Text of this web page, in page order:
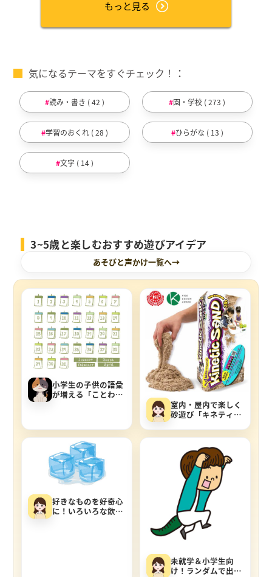
もっと見る
気になるテーマをすぐチェック！
読み・書き ( 42 ) 園・学校 ( 273 )
学習のおくれ ( 28 ) ひらがな ( 13 )
文字 ( 14 )
3~5歳と楽しむおすすめ遊びアイデア
あそびと声かけ一覧へ
小学生の子供の語彙
が増える「ことわ
室内・屋内で楽しく
砂遊び「キネティッ
や想像力を伸ばそ
好きなものを好奇心
に！いろいろな飲み
未就学＆小学生向
け！ランダムで出題